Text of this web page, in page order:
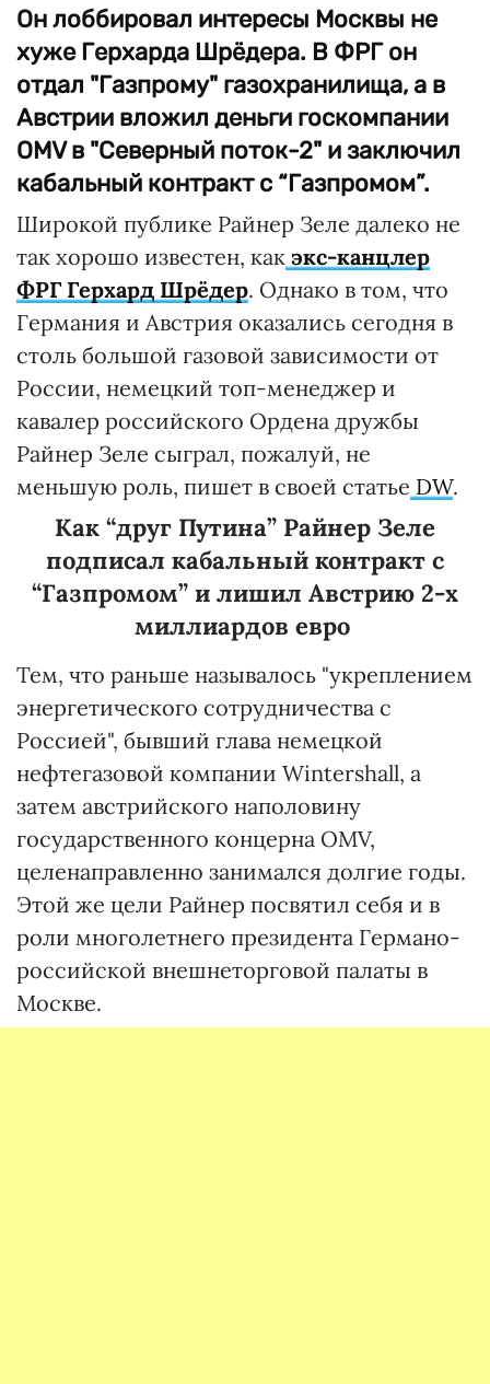
Он лоббировал интересы Москвы не
хуже Герхарда Шрёдера. В ФРГ он
отдал "Газпрому" газохранилища, а в
Австрии вложил деньги госкомпании
OMV в "Северный поток-2" и заключил
кабальный контракт с “Газпромом”.
Широкой публике Райнер Зеле далеко не
так хорошо известен, как экс-канцлер
ФРГ Герхард Шрёдер. Однако в том, что
Германия и Австрия оказались сегодня в
столь большой газовой зависимости от
России, немецкий топ-менеджер и
кавалер российского Ордена дружбы
Райнер Зеле сыграл, пожалуй, не
меньшую роль, пишет в своей статье DW.
Как “друг Путина” Райнер Зеле
подписал кабальный контракт с
“Газпромом” и лишил Австрию 2-х
миллиардов евро
Тем, что раньше называлось "укреплением
энергетического сотрудничества с
Россией", бывший глава немецкой
нефтегазовой компании Wintershall, а
затем австрийского наполовину
государственного концерна OMV,
целенаправленно занимался долгие годы.
Этой же цели Райнер посвятил себя и в
роли многолетнего президента Германо-
российской внешнеторговой палаты в
Москве.